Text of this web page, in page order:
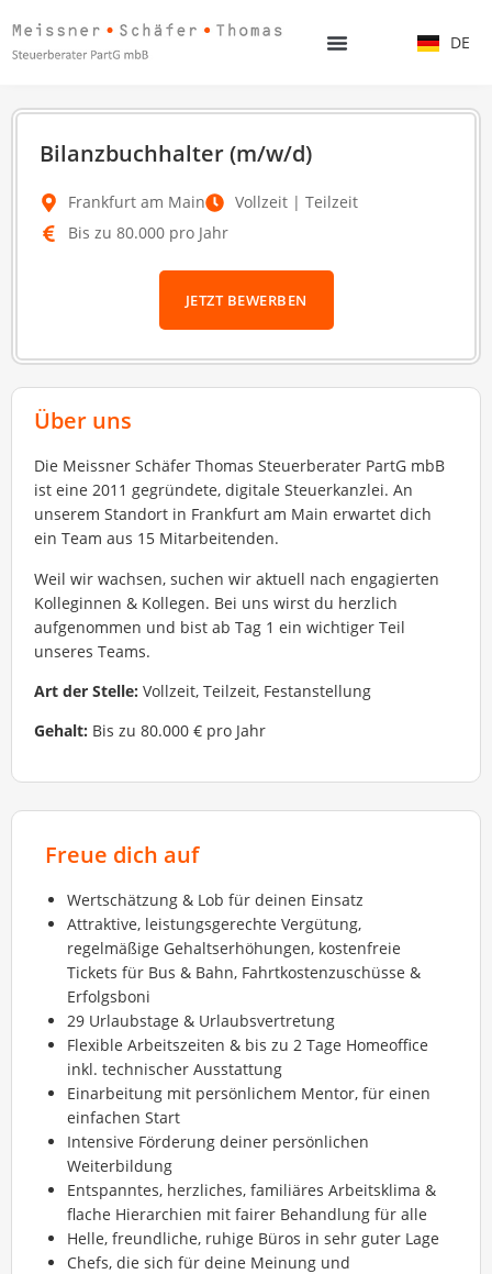
DE
EN
Bilanzbuchhalter (m/w/d)
Frankfurt am Main
Vollzeit | Teilzeit
Bis zu 80.000 pro Jahr
JETZT BEWERBEN
Über uns
Die Meissner Schäfer Thomas Steuerberater PartG mbB
ist eine 2011 gegründete, digitale Steuerkanzlei. An
unserem Standort in Frankfurt am Main erwartet dich
ein Team aus 15 Mitarbeitenden.
Weil wir wachsen, suchen wir aktuell nach engagierten
Kolleginnen & Kollegen. Bei uns wirst du herzlich
aufgenommen und bist ab Tag 1 ein wichtiger Teil
unseres Teams.
Art der Stelle: Vollzeit, Teilzeit, Festanstellung
Gehalt: Bis zu 80.000 € pro Jahr
Freue dich auf
Wertschätzung & Lob für deinen Einsatz
Attraktive, leistungsgerechte Vergütung,
regelmäßige Gehaltserhöhungen, kostenfreie
Tickets für Bus & Bahn, Fahrtkostenzuschüsse &
Erfolgsboni
29 Urlaubstage & Urlaubsvertretung
Flexible Arbeitszeiten & bis zu 2 Tage Homeoffice
inkl. technischer Ausstattung
Einarbeitung mit persönlichem Mentor, für einen
einfachen Start
Intensive Förderung deiner persönlichen
Weiterbildung
Entspanntes, herzliches, familiäres Arbeitsklima &
flache Hierarchien mit fairer Behandlung für alle
Helle, freundliche, ruhige Büros in sehr guter Lage
Chefs, die sich für deine Meinung und